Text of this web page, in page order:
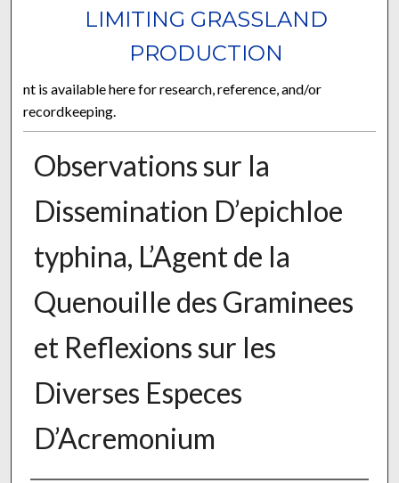
LIMITING GRASSLAND
PRODUCTION
nt is available here for research, reference, and/or
recordkeeping.
Observations sur la
Dissemination D’epichloe
typhina, L’Agent de la
Quenouille des Graminees
et Reflexions sur les
Diverses Especes
D’Acremonium